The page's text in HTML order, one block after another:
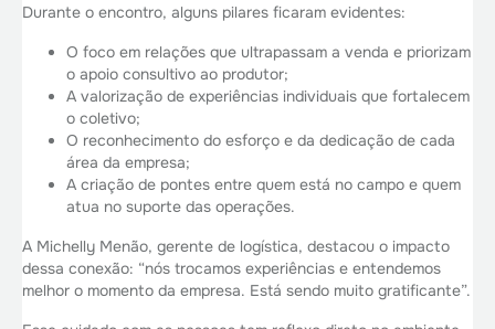
Durante o encontro, alguns pilares ficaram evidentes:
O foco em relações que ultrapassam a venda e priorizam
o apoio consultivo ao produtor;
A valorização de experiências individuais que fortalecem
o coletivo;
O reconhecimento do esforço e da dedicação de cada
área da empresa;
A criação de pontes entre quem está no campo e quem
atua no suporte das operações.
A Michelly Menão, gerente de logística, destacou o impacto
dessa conexão: “nós trocamos experiências e entendemos
melhor o momento da empresa. Está sendo muito gratificante”.